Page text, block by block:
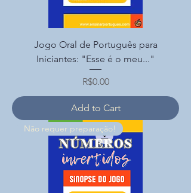
Jogo Oral de Português para
Iniciantes: "Esse é o meu..."
Price
R$0.00
Add to Cart
Não requer preparação!